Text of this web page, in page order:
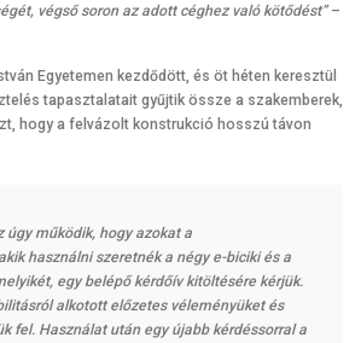
végső soron az adott céghez való kötődést”–
Egyetemen kezdődött, és öt héten keresztül
tapasztalatait gyűjtik össze a szakemberek,
hogy a felvázolt konstrukció hosszú távon
úgy működik, hogy azokat a
használni szeretnék a négy e-biciki és a
egy belépő kérdőív kitöltésére kérjük.
alkotott előzetes véleményüket és
fel. Használat után egy újabb kérdéssorral a